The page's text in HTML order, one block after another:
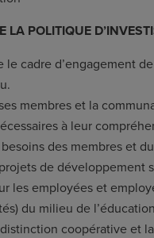
LA POLITIQUE D’
le cadre d’engagement
membres et la
à leur
des membres et
de développement
les employées et
du milieu de
coopérative et la